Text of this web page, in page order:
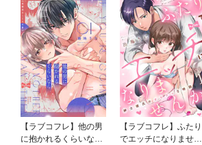
【ラブコフレ】他の男
に抱かれるくらいなら
【ラブコフレ】ふたり
でエッチになりません